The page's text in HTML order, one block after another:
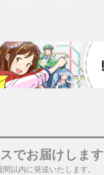
でお届けします
以内に発送いたします。